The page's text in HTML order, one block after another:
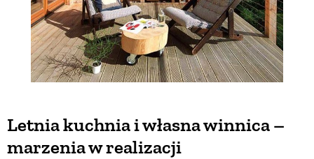
Letnia kuchnia i własna winnica –
marzenia w realizacji